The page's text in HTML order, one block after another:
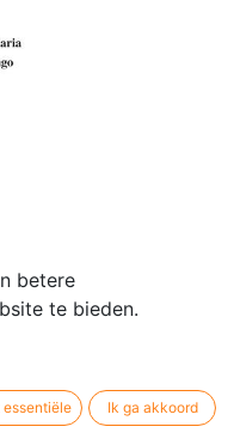
betere
te bieden.
essentiële Ik ga akkoord